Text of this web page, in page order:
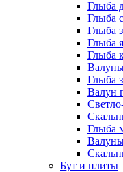
Глыба
Глыба
Глыба
Глыба
Глыба
Глыба
Валун
Глыба
Бут и плиты